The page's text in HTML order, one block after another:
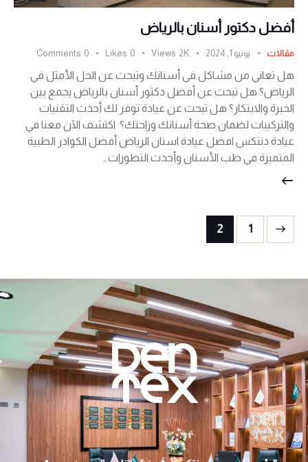
أفضل دكتور أسنان بالرياض
مقالات يونيو 1, 2024 2K
Views
0
Likes
0
Comments
هل تعاني من مشاكل في أسنانك وتبحث عن الحل الأمثل في
الرياض؟ هل تبحث عن أفضل دكتور أسنان بالرياض يجمع بين
الخبرة والابتكار؟ هل تبحث عن عيادة توفر لك أحدث التقنيات
والتركيبات لضمان صحة أسنانك وراحتك؟ اكتشف الآن معنا في
عيادة دنتكس افضل عيادة اسنان الرياض أفضل الكوادر الطبية
المتميزة في طب الأسنان وأحدث التطورات…
1
2